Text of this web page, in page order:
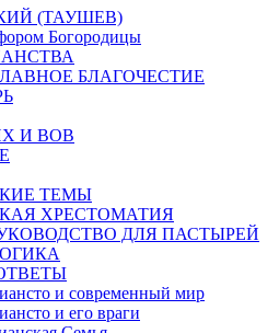
(ТАУШЕВ)
Богородицы
БЛАГОЧЕСТИЕ
И ВОВ
ТЕМЫ
ХРЕСТОМАТИЯ
ДЛЯ ПАСТЫРЕЙ
и современный мир
и его враги